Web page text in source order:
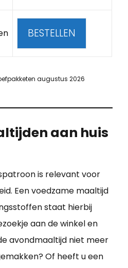
BESTELLEN
augustus 2026
aan huis
is relevant voor
Een voedzame maaltijd
staat hierbij
aan de winkel en
avondmaaltijd niet meer
Of heeft u een